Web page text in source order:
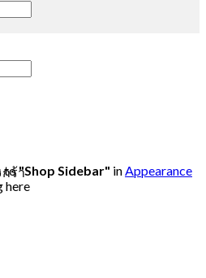
ร้า
to"Shop Sidebar" inAppearance
here